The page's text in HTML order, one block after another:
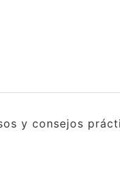
y consejos